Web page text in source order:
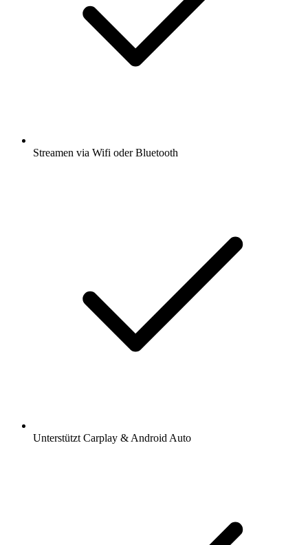
Streamen via Wifi oder Bluetooth
Unterstützt Carplay & Android Auto